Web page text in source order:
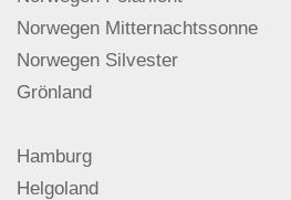
Norwegen Mitternachtssonne
Norwegen Silvester
Grönland
Hamburg
Helgoland